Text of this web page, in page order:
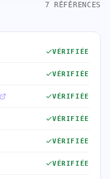
7 RÉFÉRENCES
VÉRIFIÉE
VÉRIFIÉE
VÉRIFIÉE
VÉRIFIÉE
VÉRIFIÉE
VÉRIFIÉE